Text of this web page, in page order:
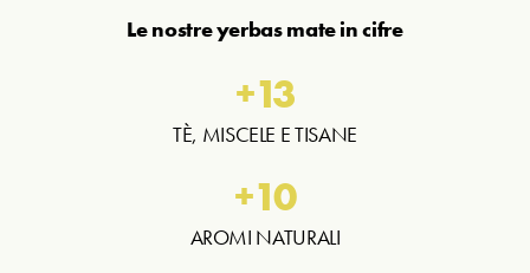
Le nostre yerbas mate in cifre
TÈ, MISCELE E TISANE
+13
AROMI NATURALI
+10